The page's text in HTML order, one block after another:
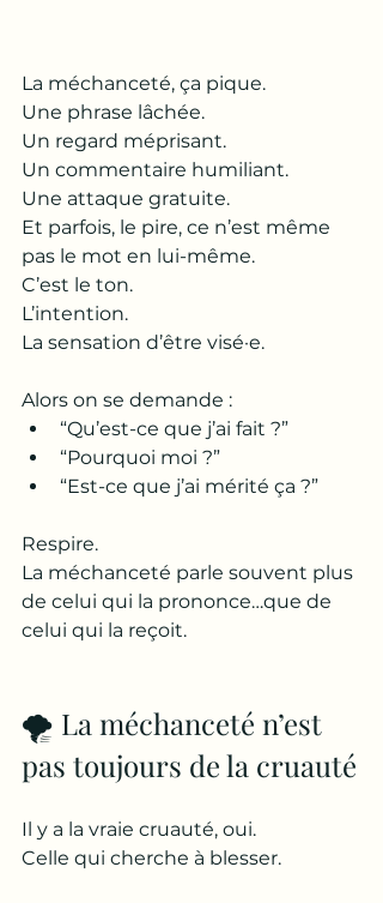
La méchanceté, ça pique.
Une phrase lâchée.
Un regard méprisant.
Un commentaire humiliant.
Une attaque gratuite.
Et parfois, le pire, ce n’est même
pas le mot en lui-même.
C’est le ton.
L’intention.
La sensation d’être visé·e.
Alors on se demande :
“Qu’est-ce que j’ai fait ?”
“Pourquoi moi ?”
“Est-ce que j’ai mérité ça ?”
Respire.
La méchanceté parle souvent plus
de celui qui la prononce…que de
celui qui la reçoit.
🌪️ La méchanceté n’est
pas toujours de la cruauté
Il y a la vraie cruauté, oui.
Celle qui cherche à blesser.